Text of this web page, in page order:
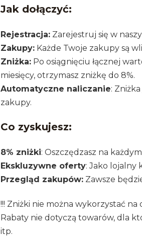
Jak dołączyć:
Rejestracja: Zarejestruj się w
Zakupy: Każde Twoje zakupy są
Zniżka: Po osiągnięciu łącznej
miesięcy, otrzymasz zniżkę do 8%.
Automatyczne naliczanie:
zakupy.
Co zyskujesz:
8% zniżki: Oszczędzasz na
Ekskluzywne oferty: Jako lojalny
Przegląd zakupów: Zawsze
!!! Zniżki nie można wykorzystać
Rabaty nie dotyczą towarów, dla
itp.